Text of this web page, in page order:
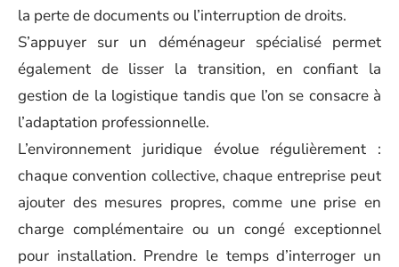
la perte de documents ou l’interruption de droits.
S’appuyer sur un déménageur spécialisé permet
également de lisser la transition, en confiant la
gestion de la logistique tandis que l’on se consacre à
l’adaptation professionnelle.
L’environnement juridique évolue régulièrement :
chaque convention collective, chaque entreprise peut
ajouter des mesures propres, comme une prise en
charge complémentaire ou un congé exceptionnel
pour installation. Prendre le temps d’interroger un